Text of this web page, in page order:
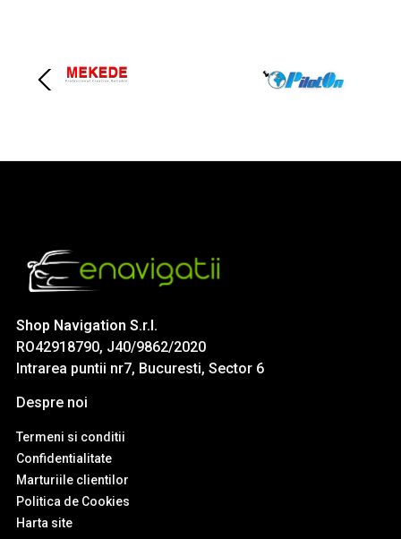
Shop Navigation S.r.l.
RO42918790, J40/9862/2020
Intrarea puntii nr7, Bucuresti, Sector 6
Despre noi
Termeni si conditii
Confidentialitate
Marturiile clientilor
Politica de Cookies
Harta site